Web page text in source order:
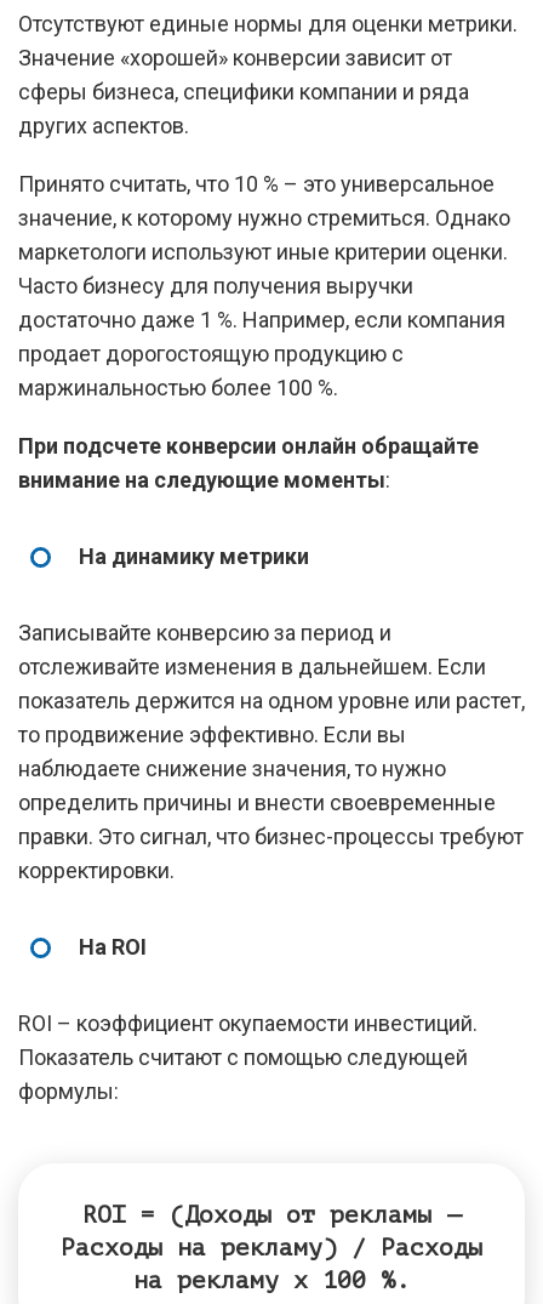
Отсутствуют единые нормы для оценки метрики.
Значение «хорошей» конверсии зависит от
сферы бизнеса, специфики компании и ряда
других аспектов.
Принято считать, что 10 % – это универсальное
значение, к которому нужно стремиться. Однако
маркетологи используют иные критерии оценки.
Часто бизнесу для получения выручки
достаточно даже 1 %. Например, если компания
продает дорогостоящую продукцию с
маржинальностью более 100 %.
При подсчете конверсии онлайн обращайте
внимание на следующие моменты:
На динамику метрики
Записывайте конверсию за период и
отслеживайте изменения в дальнейшем. Если
показатель держится на одном уровне или растет,
то продвижение эффективно. Если вы
наблюдаете снижение значения, то нужно
определить причины и внести своевременные
правки. Это сигнал, что бизнес-процессы требуют
корректировки.
На ROI
ROI – коэффициент окупаемости инвестиций.
Показатель считают с помощью следующей
формулы:
ROI = (Доходы от рекламы —
Расходы на рекламу) / Расходы
на рекламу х 100 %.